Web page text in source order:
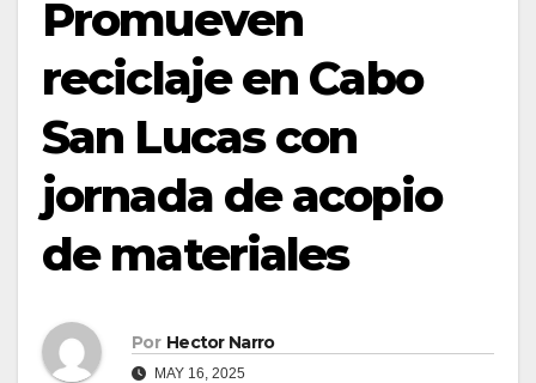
Promueven
reciclaje en Cabo
San Lucas con
jornada de acopio
de materiales
Por Hector Narro
MAY 16, 2025